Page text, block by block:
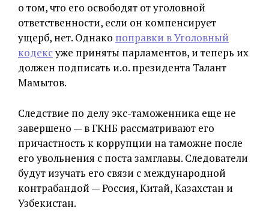
о том, что его освободят от уголовной
ответственности, если он компенсирует
ущерб, нет. Однако поправки в Уголовный
кодексуже приняты парламентов, и теперь их
должен подписать и.о. президента Талант
Мамытов.
Следствие по делу экс-таможенника еще не
завершено — в ГКНБ рассматривают его
причастность к коррупции на таможне после
его увольнения с поста замглавы. Следователи
будут изучать его связи с международной
контрабандой — Россия, Китай, Казахстан и
Узбекистан.